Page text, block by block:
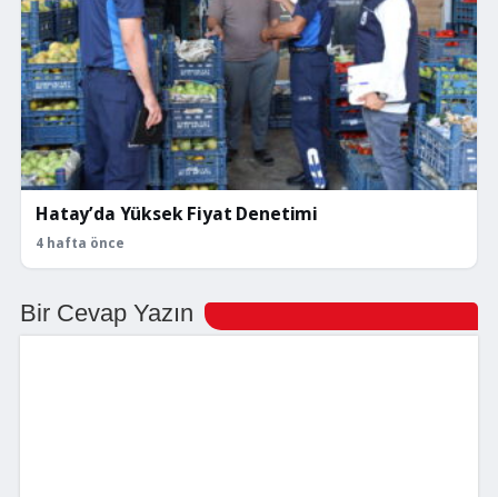
Hatay’da Yüksek Fiyat Denetimi
4 hafta önce
Bir Cevap Yazın